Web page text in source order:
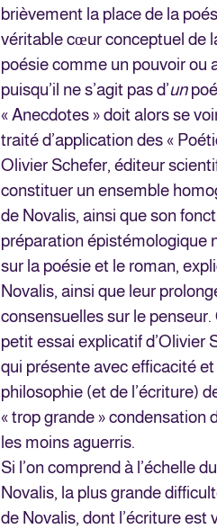
brièvement la place de la
véritable cœur conceptuel de
poésie comme un pouvoir ou
puisqu’il ne s’agit pas d’un
« Anecdotes » doit alors se
traité d’application des «
Olivier Schefer, éditeur
constituer un ensemble
de Novalis, ainsi que son
préparation épistémologique
sur la poésie et le roman,
Novalis, ainsi que leur
consensuelles sur le
petit essai explicatif d’Olivier
qui présente avec efficacité
philosophie (et de l’écriture)
« trop grande » condensation
les moins aguerris.
Si l’on comprend à l’échelle
Novalis, la plus grande
de Novalis, dont l’écriture est